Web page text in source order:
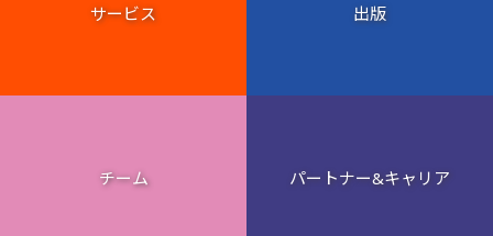
サービス 出版
チーム パートナー&キャリア